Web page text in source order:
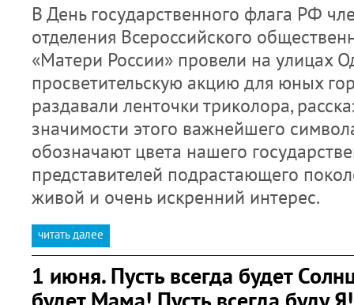
В День государственного флага РФ
отделения Всероссийского
«Матери России» провели на улицах
просветительскую акцию для юных
раздавали ленточки триколора,
значимости этого важнейшего
обозначают цвета нашего
представителей подрастающего
живой и очень искренний интерес.
читать далее
1 июня. Пусть всегда будет